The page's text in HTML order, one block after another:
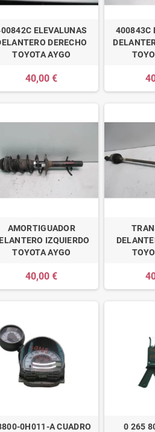
ELEVALUNAS
DERECHO
TOYOTA AYGO
40,00 €
400843C
AMORTIGUADOR
IZQUIERDO
TOYOTA AYGO
40,00 €
0H011-A CUADRO
0 265